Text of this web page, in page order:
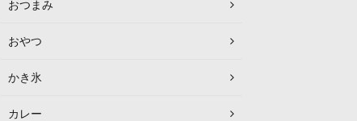
おつまみ
おやつ
かき氷
カレー